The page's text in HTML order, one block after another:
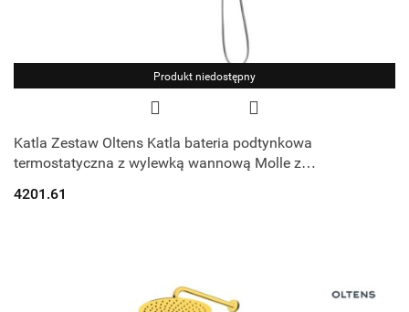
Produkt niedostępny
Katla Zestaw Oltens Katla bateria podtynkowa
termostatyczna z wylewką wannową Molle z
4201.61